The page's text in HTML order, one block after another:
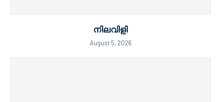
നിലവിളി
August 5, 2026